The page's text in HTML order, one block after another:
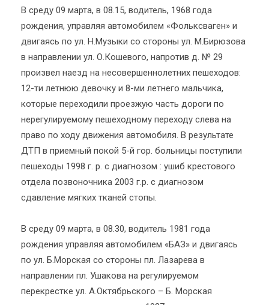
В среду 09 марта, в 08.15, водитель, 1968 года
рождения, управляя автомобилем «Фольксваген» и
двигаясь по ул. Н.Музыки со стороны ул. М.Бирюзова
в направлении ул. О.Кошевого, напротив д. № 29
произвел наезд на несовершеннолетних пешеходов:
12-ти летнюю девочку и 8-ми летнего мальчика,
которые переходили проезжую часть дороги по
нерегулируемому пешеходному переходу слева на
право по ходу движения автомобиля. В результате
ДТП в приемный покой 5-й гор. больницы поступили
пешеходы 1998 г. р. с диагнозом : ушиб крестового
отдела позвоночника 2003 г.р. с диагнозом
сдавление мягких тканей стопы.
В среду 09 марта, в 08.30, водитель 1981 года
рождения управляя автомобилем «БАЗ» и двигаясь
по ул. Б.Морская со стороны пл. Лазарева в
направлении пл. Ушакова на регулируемом
перекрестке ул. А.Октябрьского – Б. Морская